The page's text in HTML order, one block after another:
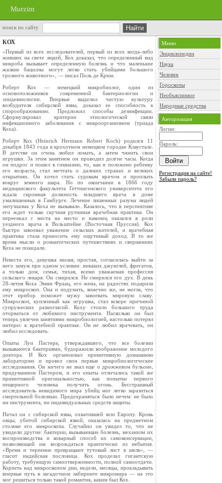
Murzim
поиск по сайту
КОХ
«Первый из всех исследователей, первый из всех когда-либо
живших на свете людей, Кох доказал, что определенный вид
микроба вызывает определенную болезнь и что маленькие
жалкие бациллы могут легко стать убийцами большого
грозного животного», — писал Поль де Крюи.
Роберт Кох — немецкий микробиолог, один из
основоположников современной бактериологии и
эпидемиологии. Впервые выделил чистую культуру
возбудителя сибирской язвы, доказал ее способность к
спорообразованию. Предложил способы дезинфекции.
Сформулировал критерии этиологической связи
инфекционного заболевания с микроорганизмом (триада
Коха).
Роберт Кох (Heinrich Hermann Robert Koch) родился 11
декабря 1843 года в крохотном немецком городке Клаустале.
В детстве он очень любил ломать, а затем чинить свои
игрушки. За этим занятием он проводил долгие часы. Когда
он подрос и пошел в гимназию, то, как и положено ребенку
его возраста, стал мечтать о далеких странах и великих
открытиях. Он хотел стать судовым врачом и проплыть
вокруг земного шара. Но по окончании в 1866 году
медицинского факультета Геттингенского университета его
ждала скромная должность младшего врача в доме
умалишенных в Гамбурге. Лечение лишенных разума людей
энтузиазма у Коха не вызывало. Казалось, что в перспективе
его ждет только скучная рутинная врачебная практика. Он
переезжал с места на место и наконец оказался в роли
уездного врача в Вольштейне (Восточная Пруссия). Кох
быстро завоевал уважение сельских жителей, и врачебная
практика стала приносить ему ощутимый доход. В то же
время мысли о романтических путешествиях и свершениях
Коха не покидали.
Невеста его, девушка милая, простая, согласилась выйти за
него замуж при одном условии: никаких джунглей, фрегатов,
а только дом, семья, тихая, всеми уважаемая профессия
сельского лекаря. Он смирился. Не смирился его дух. В день
28-летия Коха Эмми Фраац, его жена, на радостях подарила
ему микроскоп. Она и подумать, конечно же, не могла, что
этот прибор поможет мужу завоевать мировую славу.
Микроскоп, купленный как игрушка, стал вскоре причиной
супружеских разногласий. Коху стоило большого труда
оторваться от любимого инструмента. Насколько он был
теперь увлечен занятиями микробиологией, настолько потерял
интерес к врачебной практике. Он не любил врачевать, он
любил исследовать.
Опыты Луи Пастера, утверждавшего, что все болезни
вызываются бактериями, будоражили воображение молодого
доктора. И Кох организовал примитивную домашнюю
лабораторию и провел свои первые микробиологические
исследования. Он ничего не знал еще о дрожжевом бульоне,
придуманном Пастером, и его опыты отличались такой же
примитивной оригинальностью, как попытки первого
пещерного человека получить огонь. Бесстрашный
исследователь невидимого мира убийц мог легко заразиться
смертельной болезнью. Предохраняться было нечем: не было
ни инструмента, ни индивидуальных средств защиты.
Начал он с сибирской язвы, охватившей всю Европу. Кровь
овцы, убитой сибирской язвой, оказалась на предметном
столике его микроскопа. Случайно он увидел то, что не
увидели другие: бактерии, вызывающие болезнь, механизм их
воспроизводства и коварный способ их самоконсервации,
позволяющий им возрождаться практически из небытия.
«Время и терпение превращают тутовый лист в шелк», —
гласит индийская пословица. Кох проделал гигантскую
работу, требующую самоотверженности, полной самоотдачи.
Корпеть над микроскопом дни, недели, месяцы, прокладывать
впервые путь в загадочном лабиринте микромира — на это
мог решиться только такой романтик, каким был Кох.
Меню
Энциклопедии
Наука
Человек
Гороскопы
Необъяснимое
Народные средства
Авторизация
Логин:
Пароль:
Регистрация на сайте!
Забыли пароль?